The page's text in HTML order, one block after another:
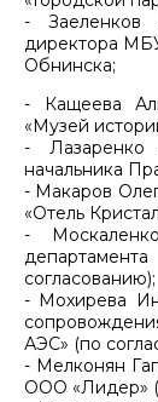
- Заеленков
директора
Обнинска;
- Кащеева
«Музей
- Лазаренко
начальника
- Макаров
«Отель
-
согласованию);
- Мохирева
АЭС» (по
- Мелконян
ООО «Лидер»